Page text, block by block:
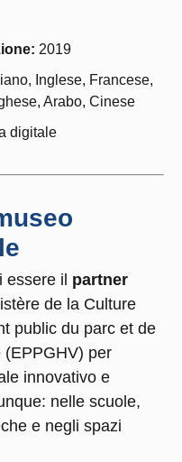
2019
Inglese, Francese,
Arabo, Cinese
digitale
essere il partner
de la Culture
public du parc et de
(EPPGHV) per
innovativo e
nelle scuole,
e negli spazi